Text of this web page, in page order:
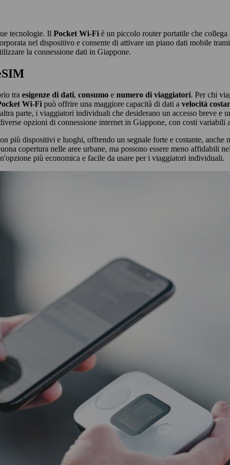
tecnologie. Il Pocket Wi-Fi è un piccolo router portatile che
nel dispositivo e consente di attivare un piano dati mobile
la connessione dati in Giappone.
tra esigenze di dati, consumo e numero di viaggiatori. Per chi
Wi-Fi può offrire una maggiore capacità di dati a velocità
parte, i viaggiatori individuali che desiderano un accesso breve
opzioni di connessione internet in Giappone, con costi variabili
più dispositivi e luoghi, offrendo un segnale forte e costante,
copertura nelle aree urbane, ma possono essere meno affidabili
più economica e facile da usare per i viaggiatori individuali.